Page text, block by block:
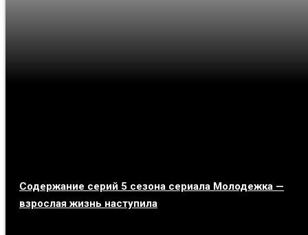
Содержание серий 5 сезона сериала Молодежка —
взрослая жизнь наступила